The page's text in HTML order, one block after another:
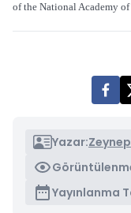
of the National Academy of
Yazar:
Yayınlanma